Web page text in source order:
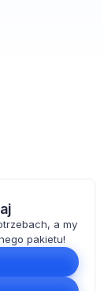
a my
pakietu!